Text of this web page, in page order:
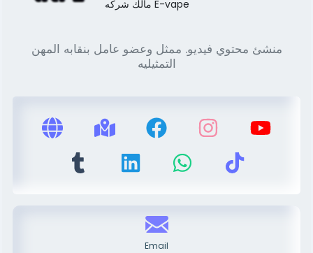
مالك شركه E-vape
منشئ محتوي فيديو. ممثل وعضو عامل بنقابه المهن
التمثيليه
Email